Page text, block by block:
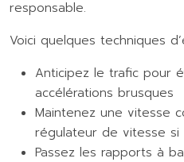
responsable.
Voici quelques techniques
Anticipez le trafic pour
accélérations brusques
Maintenez une vitesse
régulateur de vitesse si
Passez les rapports à